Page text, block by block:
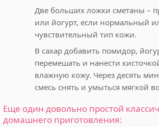
Две больших ложки сметаны –
или йогурт, если нормальный
чувствительный тип кожи.
В сахар добавить помидор,
перемешать и нанести
влажную кожу. Через десять
смесь снять и умыться мягкой
Еще один довольно простой
домашнего приготовления: